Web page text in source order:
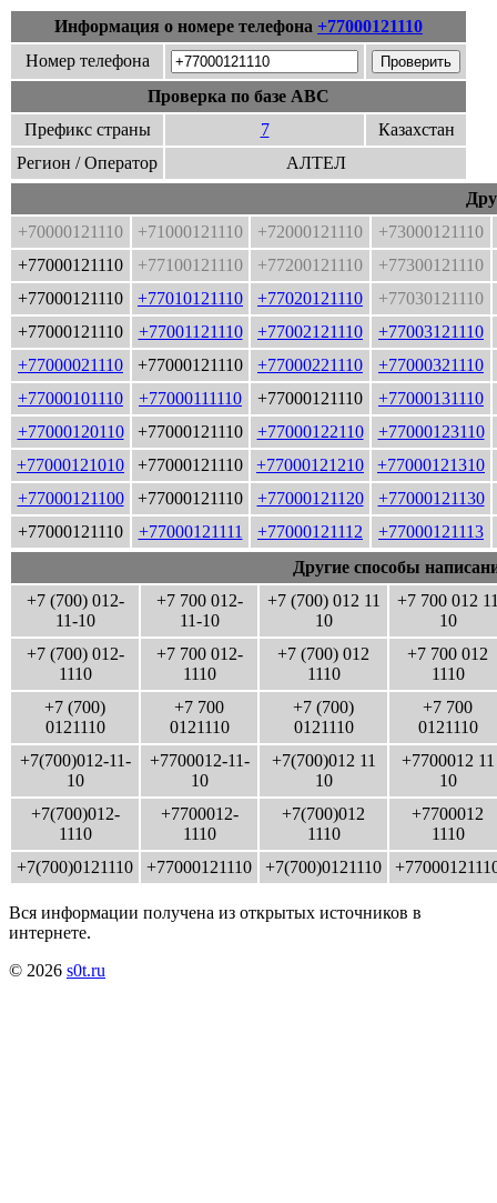
Информация о номере телефона +77000121110
Номер телефона
Проверка по базе ABC
Префикс страны
7
Казахстан
Регион / Оператор
АЛТЕЛ
+70000121110
+71000121110 +72000121110
+73000121110
+77000121110
+77100121110 +77200121110
+77300121110
+77000121110
+77010121110 +77020121110
+77030121110
+77000121110
+77001121110 +77002121110
+77003121110
+77000021110
+77000121110 +77000221110
+77000321110
+77000101110
+77000111110 +77000121110
+77000131110
+77000120110
+77000121110 +77000122110
+77000123110
+77000121010
+77000121110 +77000121210
+77000121310
+77000121100
+77000121110 +77000121120
+77000121130
+77000121110
+77000121111 +77000121112
+77000121113
Другие способы
+7 (700) 012-
11-10
+7 700 012-
11-10
+7 (700) 012 11
10
+7 700 012
10
+7 (700) 012-
1110
+7 700 012-
1110
+7 (700) 012
1110
+7 700 012
1110
+7 (700)
0121110
+7 700
0121110
+7 (700)
0121110
+7 700
0121110
+7(700)012-11-
10
+7700012-11-
10
+7(700)012 11
10
+7700012 11
10
+7(700)012-
1110
+7700012-
1110
+7(700)012
1110
+7700012
1110
+7(700)0121110
+77000121110 +7(700)0121110
Вся информации получена из открытых источников в
интернете.
© 2026 s0t.ru